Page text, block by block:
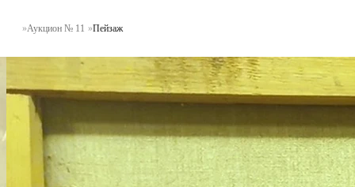
Аукцион № 11 Пейзаж